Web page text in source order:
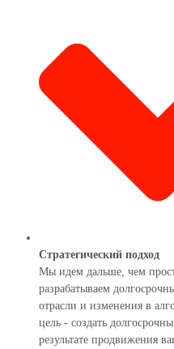
Стратегический подход
Мы идем дальше, чем
разрабатываем
отрасли и изменения в
цель - создать
результате продвижения